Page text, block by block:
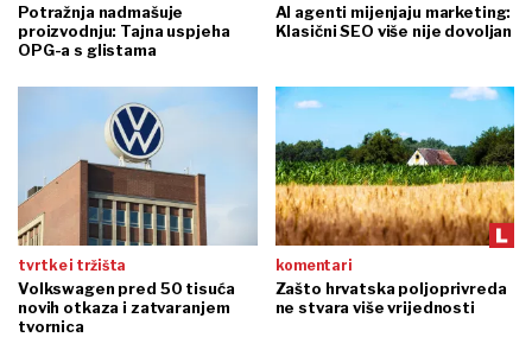
Potražnja nadmašuje
proizvodnju: Tajna uspjeha
OPG-a s glistama
AI agenti mijenjaju marketing:
Klasični SEO više nije dovoljan
tvrtke i tržišta
Volkswagen pred 50 tisuća
novih otkaza i zatvaranjem
tvornica
komentari
Zašto hrvatska poljoprivreda
ne stvara više vrijednosti